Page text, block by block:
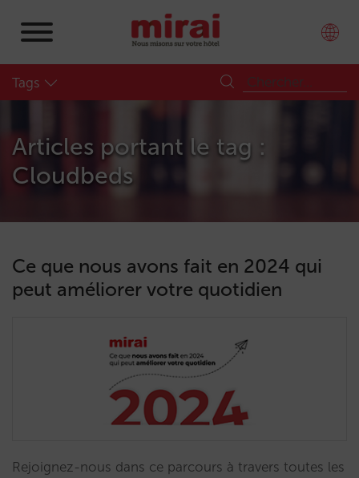
Tags
Articles portant le tag :
Cloudbeds
Ce que nous avons fait en 2024 qui
peut améliorer votre quotidien
Rejoignez-nous dans ce parcours à travers toutes les